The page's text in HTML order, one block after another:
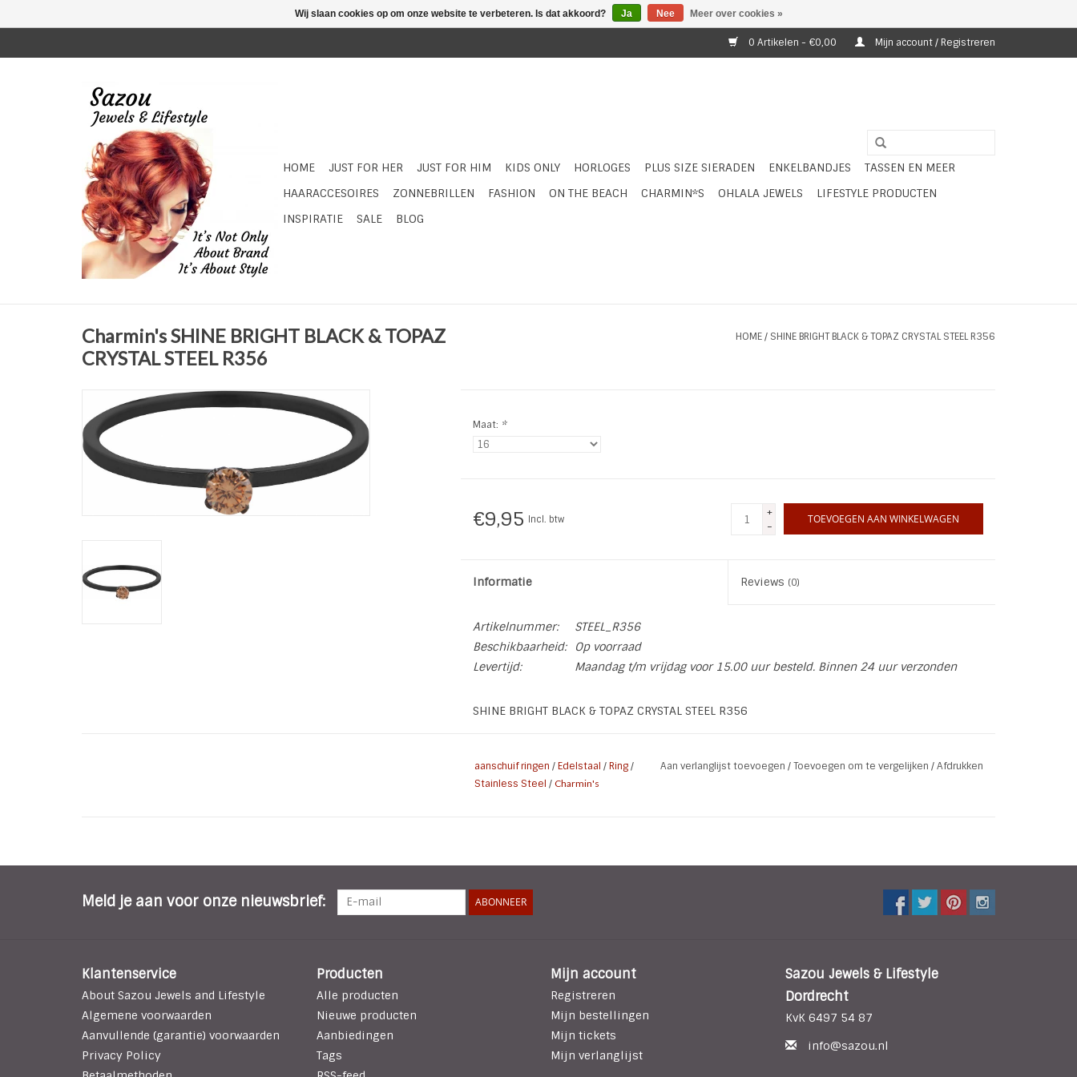
0 Artikelen - €0,00 Mijn account / Registreren
HOME JUST FOR HER JUST FOR HIM KIDS ONLY HORLOGES PLUS SIZE SIERADEN ENKELBANDJES
TASSEN EN MEER
HAARACCESOIRES
ZONNEBRILLEN FASHION ON THE BEACH CHARMIN*S OHLALA JEWELS
LIFESTYLE PRODUCTEN
INSPIRATIE
SALE BLOG
Charmin's SHINE BRIGHT BLACK & TOPAZ
CRYSTAL STEEL R356
HOME/ SHINE BRIGHT BLACK & TOPAZ CRYSTAL STEEL R356
Maat: *
€9,95 Incl. btw
+
-
TOEVOEGEN AAN WINKELWAGEN
Informatie Reviews (0)
Artikelnummer:
STEEL_R356
Beschikbaarheid:
Op voorraad
Levertijd:
Maandag t/m vrijdag voor 15.00 uur besteld. Binnen 24 uur verzonden
SHINE BRIGHT BLACK & TOPAZ CRYSTAL STEEL R356
* Materiaal: Hoogwaardig Edelstaal Black Plated
aanschuif ringen /Edelstaal /Ring/
Stainless Steel / Charmin's
Aan verlanglijst toevoegen /Toevoegen om te vergelijken /Afdrukken
Meld je aan voor onze nieuwsbrief: ABONNEER
Klantenservice
About Sazou Jewels and Lifestyle
Algemene voorwaarden
Aanvullende (garantie) voorwaarden
Privacy Policy
Producten
Alle producten
Nieuwe producten
Aanbiedingen
Tags
Mijn account
Registreren
Mijn bestellingen
Mijn tickets
Mijn verlanglijst
Sazou Jewels & Lifestyle
Dordrecht
KvK 6497 54 87
info@sazou.nl
Wij slaan cookies op om onze website te verbeteren. Is dat akkoord? Ja Nee Meer over cookies »